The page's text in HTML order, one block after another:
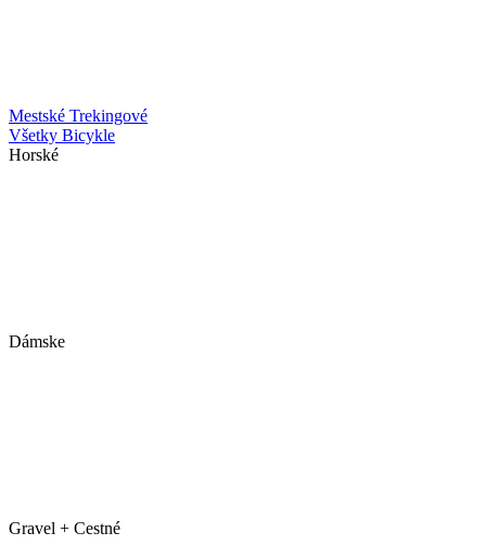
Mestské Trekingové
Všetky Bicykle
Horské
Dámske
Gravel + Cestné